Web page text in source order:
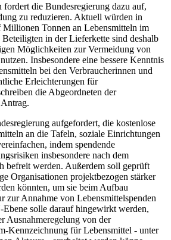
die Bundesregierung dazu auf,
zu reduzieren. Aktuell würden in
Millionen Tonnen an Lebensmitteln im
in der Lieferkette sind deshalb
Möglichkeiten zur Vermeidung von
Insbesondere eine bessere Kenntnis
bei den Verbraucherinnen und
Erleichterungen für
die Abgeordneten der
aufgefordert, die kostenlose
an die Tafeln, soziale Einrichtungen
indem spendende
insbesondere nach dem
befreit werden. Außerdem soll geprüft
Organisationen projektbezogen stärker
könnten, um sie beim Aufbau
zur Annahme von Lebensmittelspenden
solle darauf hingewirkt werden,
Ausnahmeregelung von der
Kennzeichnung für Lebensmittel - unter